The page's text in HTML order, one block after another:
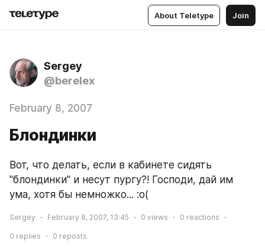
About Teletype Join
Sergey
@berelex
February 8, 2007
Блондинки
Вот, что делать, если в кабинете сидять
"блондинки" и несут пургу?! Господи, дай им
ума, хотя бы немножко... :о(
Sergey February 8, 2007, 13:45 0 views 0 reactions
0 replies 0 reposts